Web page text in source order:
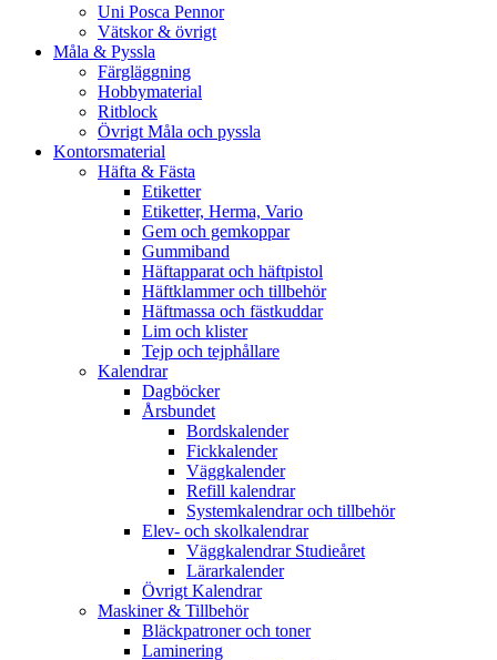
Uni Posca Pennor
Vätskor & övrigt
Måla & Pyssla
Färgläggning
Hobbymaterial
Ritblock
Övrigt Måla och pyssla
Kontorsmaterial
Häfta & Fästa
Etiketter
Etiketter, Herma, Vario
Gem och gemkoppar
Gummiband
Häftapparat och häftpistol
Häftklammer och tillbehör
Häftmassa och fästkuddar
Lim och klister
Tejp och tejphållare
Kalendrar
Dagböcker
Årsbundet
Bordskalender
Fickkalender
Väggkalender
Refill kalendrar
Systemkalendrar och tillbehör
Elev- och skolkalendrar
Väggkalendrar Studieåret
Lärarkalender
Övrigt Kalendrar
Maskiner & Tillbehör
Bläckpatroner och toner
Laminering